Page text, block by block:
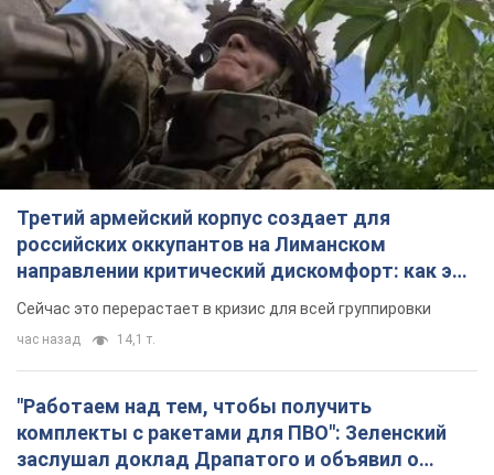
Третий армейский корпус создает для
российских оккупантов на Лиманском
направлении критический дискомфорт: как это
удалось
Сейчас это перерастает в кризис для всей группировки
час назад 14,1 т.
"Работаем над тем, чтобы получить
комплекты с ракетами для ПВО": Зеленский
заслушал доклад Драпатого и объявил о